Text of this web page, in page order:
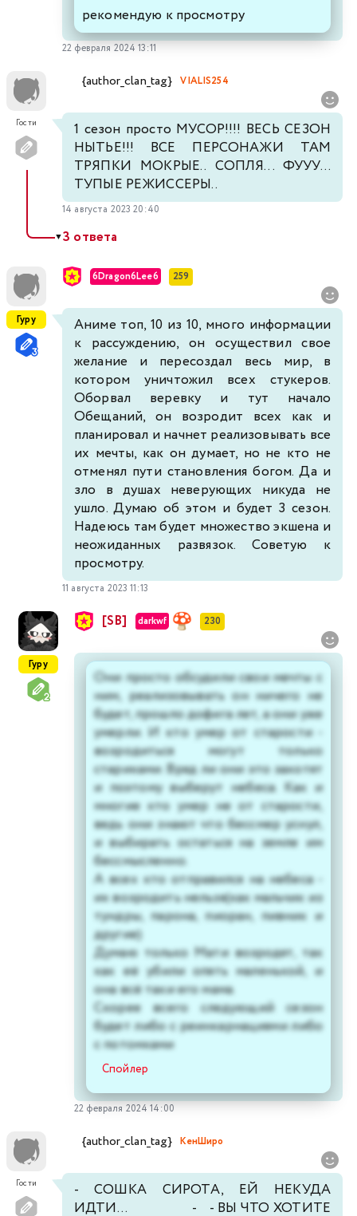
рекомендую к просмотру
22 февраля 2024 13:11
Гости
{author_clan_tag} VIALIS254
1 сезон просто МУСОР!!!! ВЕСЬ СЕЗОН
НЫТЬЕ!!! ВСЕ ПЕРСОНАЖИ ТАМ
ТРЯПКИ МОКРЫЕ.. СОПЛЯ... ФУУУ...
ТУПЫЕ РЕЖИССЕРЫ..
14 августа 2023 20:40
▼3 ответа
Гуру
6Dragon6Lee6 259
Аниме топ, 10 из 10, много информации
к рассуждению, он осуществил свое
желание и пересоздал весь мир, в
котором уничтожил всех стукеров.
Оборвал веревку и тут начало
Обещаний, он возродит всех как и
планировал и начнет реализовывать все
их мечты, как он думает, но не кто не
отменял пути становления богом. Да и
зло в душах неверующих никуда не
ушло. Думаю об этом и будет 3 сезон.
Надеюсь там будет множество экшена и
неожиданных развязок. Советую к
просмотру.
11 августа 2023 11:13
Гуру
[SB] darkwf 230
Они просто обсудили свои мечты с
ним, реализовывать он ничего не
будет, прошло дофига лет, а они уже
умерли. И кто умер от старости -
возродиться могут только
стариками. Вряд ли они это захотят
и поэтому выберут небеса. Как и
многие кто умер не от старости,
ведь они знают что бессмер уснул,
и выбирать остаться на земле им
бессмысленно.
А всех кто отправился на небеса -
их возродить нельзя(как мальчик из
тундры, парона, пиоран, пивник и
другие)
Думаю только Мати возродят, так
как её убили опять маленькой, и
она всё таки его мама.
Скорее всего следующий сезон
будет либо с реинкарнациями либо
с потомками
Спойлер
22 февраля 2024 14:00
Гости
{author_clan_tag} КенШиро
- СОШКА СИРОТА, ЕЙ НЕКУДА
ИДТИ... - - ВЫ ЧТО ХОТИТЕ